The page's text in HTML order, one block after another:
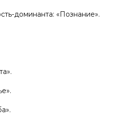
доминанта: «Познание».